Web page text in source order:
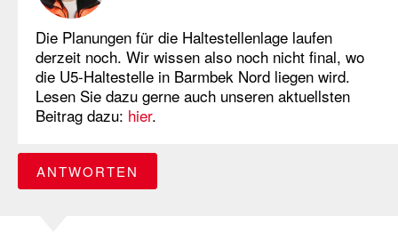
Die Planungen für die Haltestellenlage laufen
derzeit noch. Wir wissen also noch nicht final, wo
die U5-Haltestelle in Barmbek Nord liegen wird.
Lesen Sie dazu gerne auch unseren aktuellsten
Beitrag dazu: hier.
ANTWORTEN